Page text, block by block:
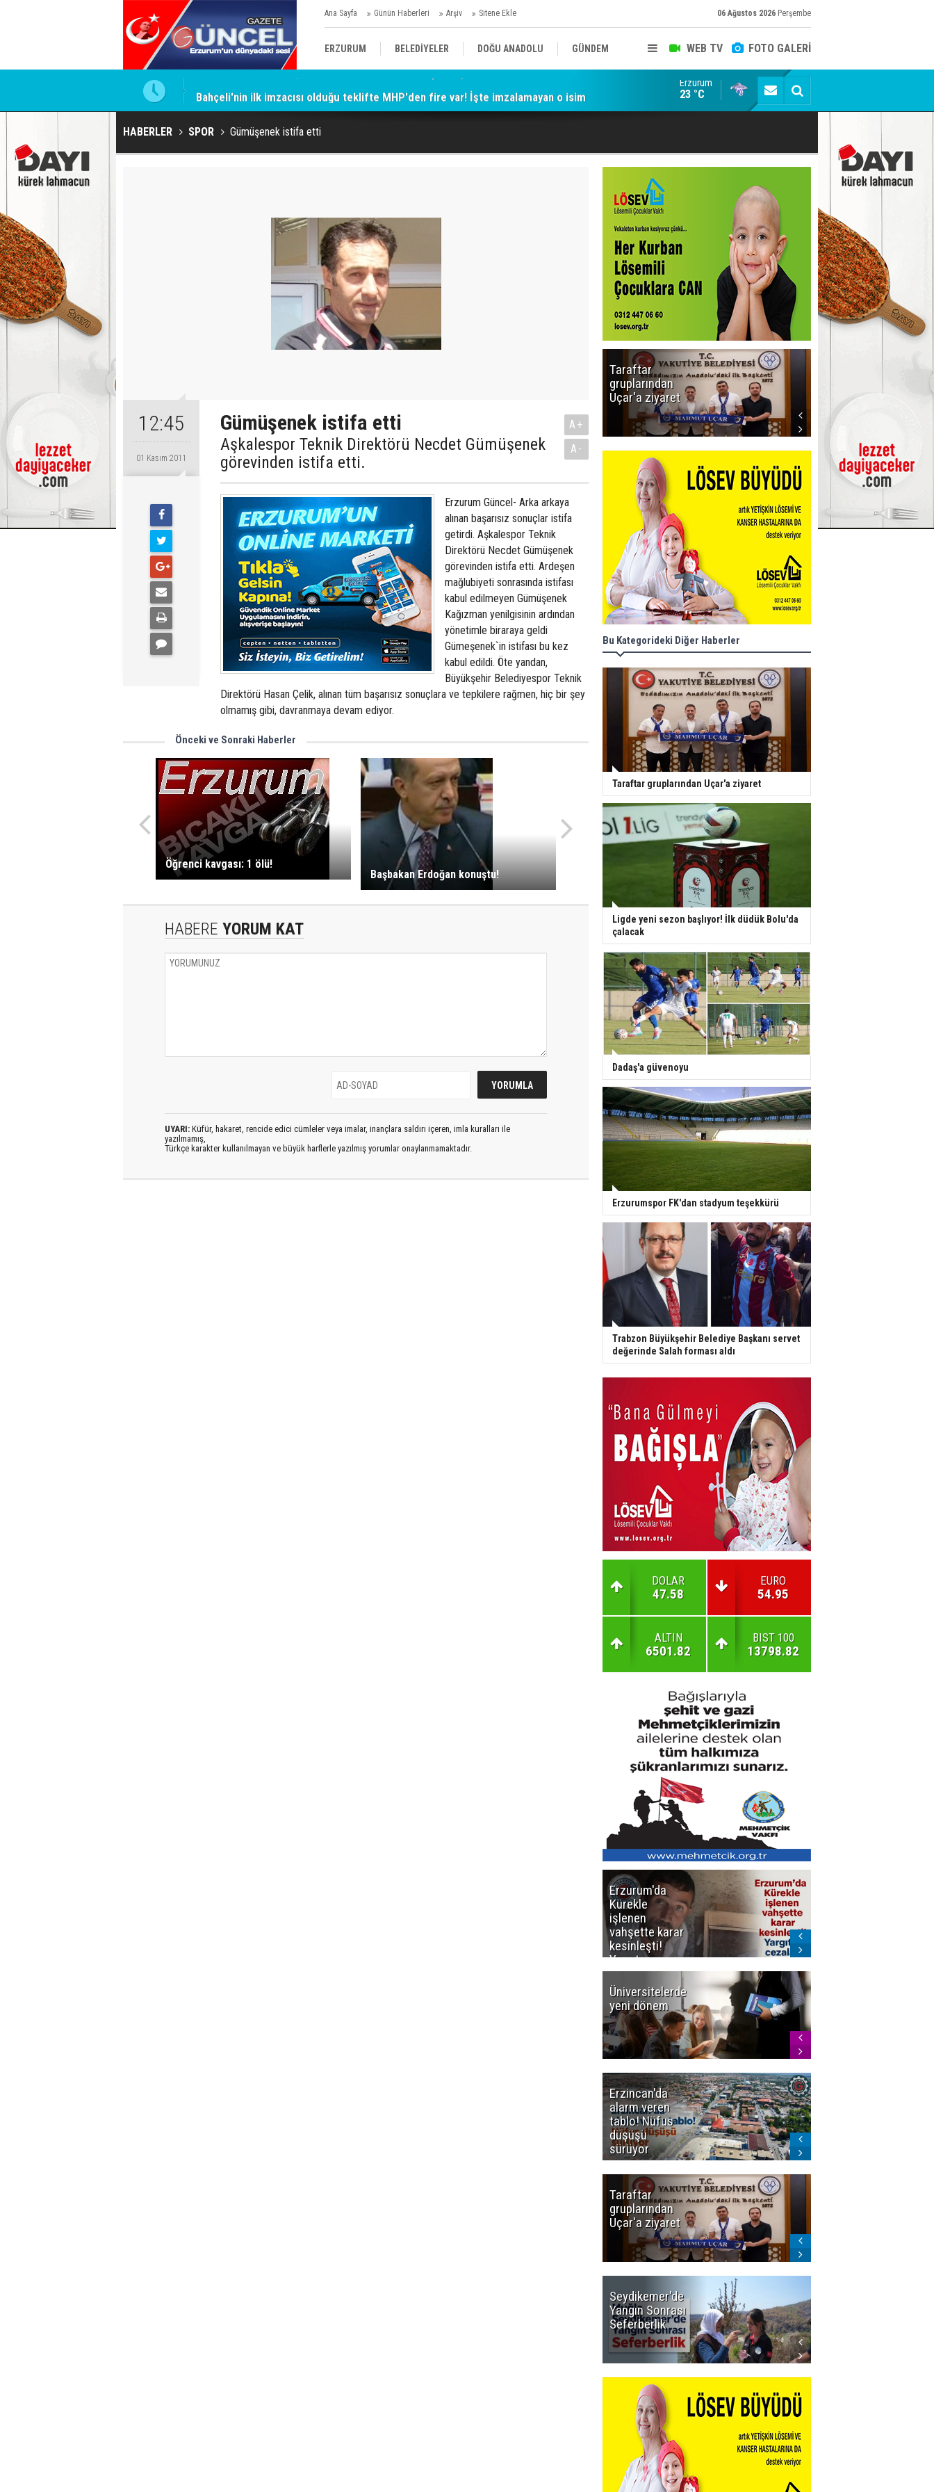
Ana Sayfa Günün Haberleri Arşiv Sitene Ekle 06 Ağustos 2026 Perşembe
WEB TV FOTO GALERİ
ERZURUM BELEDİYELER DOĞU ANADOLU GÜNDEM
SİYASET AFAD/ SAVAŞ SPOR
Bahçeli'nin ilk imzacısı olduğu teklifte MHP'den fire var! İşte imzalamayan o isim Siyaset-Sermaye Çizgisinde Haklılığın Resmi:
Erzurum
23 °C
HABERLER SPOR Gümüşenek istifa etti
12:45
01 Kasım 2011
Gümüşenek istifa etti
Aşkalespor Teknik Direktörü Necdet Gümüşenek
görevinden istifa etti.
A+
A-
Erzurum Güncel- Arka arkaya
alınan başarısız sonuçlar istifa
getirdi. Aşkalespor Teknik
Direktörü Necdet Gümüşenek
görevinden istifa etti. Ardeşen
mağlubiyeti sonrasında istifası
kabul edilmeyen Gümüşenek
Kağızman yenilgisinin ardından
yönetimle biraraya geldi
Gümeşenek`in istifası bu kez
kabul edildi. Öte yandan,
Büyükşehir Belediyespor Teknik
Direktörü Hasan Çelik, alınan tüm başarısız sonuçlara ve tepkilere rağmen, hiç bir şey
olmamış gibi, davranmaya devam ediyor.
Önceki ve Sonraki Haberler
Öğrenci kavgası: 1 ölü!
Başbakan Erdoğan konuştu!
HABERE YORUM KAT
UYARI: Küfür, hakaret, rencide edici cümleler veya imalar, inançlara saldırı içeren, imla kuralları ile
yazılmamış,
Türkçe karakter kullanılmayan ve büyük harflerle yazılmış yorumlar onaylanmamaktadır.
Taraftar
gruplarından
Uçar'a ziyaret
başlıyor! İlk
düdük Bolu'da
çalacak
Bu Kategorideki Diğer Haberler
Taraftar gruplarından Uçar'a ziyaret
Ligde yeni sezon başlıyor! İlk düdük Bolu'da
çalacak
Dadaş'a güvenoyu
Erzurumspor FK'dan stadyum teşekkürü
Trabzon Büyükşehir Belediye Başkanı servet
değerinde Salah forması aldı
DOLAR
47.58
EURO
54.95
ALTIN
6501.82
BIST 100
13798.82
Erzurum'da
Kürekle
işlenen
vahşette karar
kesinleşti!
Yargıtay
cezaları onadı
Üniversitelerde
yeni dönem
Erzincan'da
alarm veren
tablo! Nüfus
düşüşü
sürüyor
Taraftar
gruplarından
Uçar'a ziyaret
Seydikemer'de
Yangın Sonrası
Seferberlik